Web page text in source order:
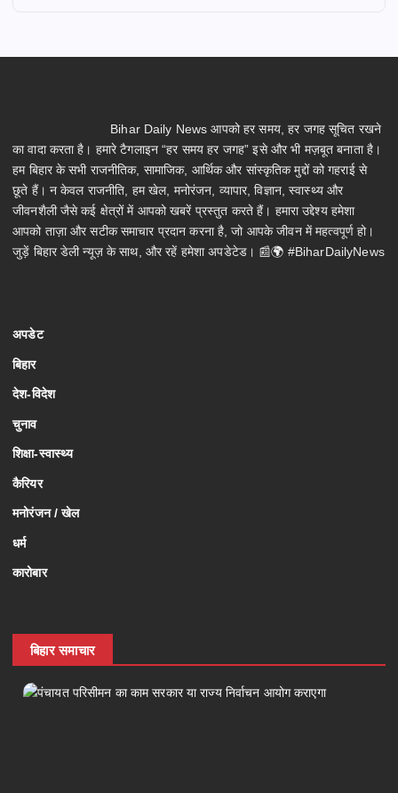
Bihar Daily News आपको हर समय, हर जगह सूचित रखने
का वादा करता है। हमारे टैगलाइन “हर समय हर जगह” इसे और भी मज़बूत बनाता है।
हम बिहार के सभी राजनीतिक, सामाजिक, आर्थिक और सांस्कृतिक मुद्दों को गहराई से
छूते हैं। न केवल राजनीति, हम खेल, मनोरंजन, व्यापार, विज्ञान, स्वास्थ्य और
जीवनशैली जैसे कई क्षेत्रों में आपको खबरें प्रस्तुत करते हैं। हमारा उद्देश्य हमेशा
आपको ताज़ा और सटीक समाचार प्रदान करना है, जो आपके जीवन में महत्वपूर्ण हो।
जुड़ें बिहार डेली न्यूज़ के साथ, और रहें हमेशा अपडेटेड। 📰🌍 #BiharDailyNews
अपडेट
बिहार
देश-विदेश
चुनाव
शिक्षा-स्वास्थ्य
कैरियर
मनोरंजन / खेल
धर्म
कारोबार
बिहार समाचार